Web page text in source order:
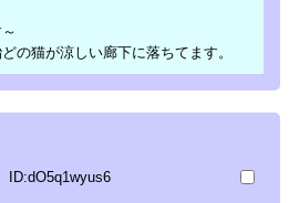
の猫が涼しい廊下に落ちてます。
ID:dO5q1wyus6